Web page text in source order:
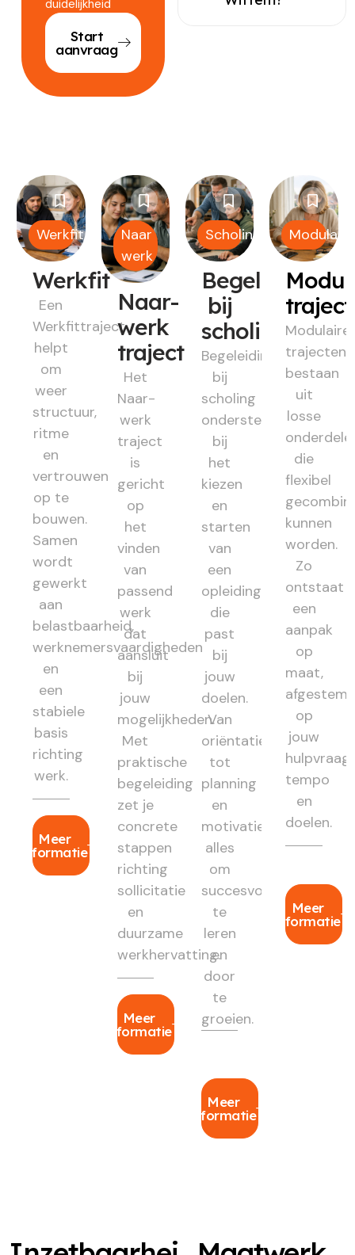
duidelijkheid
Start
aanvraag
Werkfit
Werkfit
Een
Werkfittraject
helpt
om
weer
structuur,
ritme
en
vertrouwen
op te
bouwen.
Samen
wordt
gewerkt
aan
belastbaarheid,
werknemersvaardigheden
en
een
stabiele
basis
richting
werk.
Meer
informatie
Naar
werk
Naar-
werk
traject
Het
Naar-
werk
traject
is
gericht
op
het
vinden
van
passend
werk
dat
aansluit
bij
jouw
mogelijkheden.
Met
praktische
begeleiding
zet je
concrete
stappen
richting
sollicitatie
en
duurzame
werkhervatting.
Meer
informatie
Scholing
Begeleiding
bij
scholing
Begeleiding
bij
scholing
ondersteunt
bij
het
kiezen
en
starten
van
een
opleiding
die
past
bij
jouw
doelen.
Van
oriëntatie
tot
planning
en
motivatie:
alles
om
succesvol
te
leren
en
door
te
groeien.
Meer
informatie
Modulair
Modulaire
trajecten
bestaan
uit
losse
die
flexibel
kunnen
worden.
Zo
ontstaat
een
aanpak
op
maat,
op
jouw
hulpvraag,
tempo
en
doelen.
Meer
informatie